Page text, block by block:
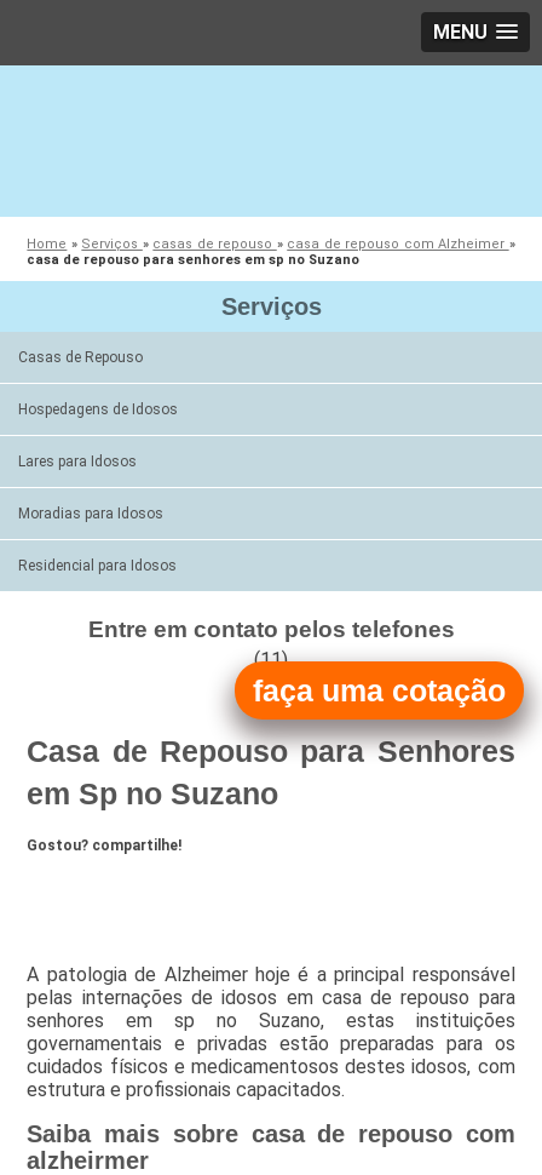
MENU
Home » Serviços » casas de repouso » casa de repouso com Alzheimer »
casa de repouso para senhores em sp no Suzano
Serviços
Casas de Repouso
Hospedagens de Idosos
Lares para Idosos
Moradias para Idosos
Residencial para Idosos
Entre em contato pelos telefones
(11)
(11)
Casa de Repouso para Senhores
em Sp no Suzano
Gostou? compartilhe!
A patologia de Alzheimer hoje é a principal responsável
pelas internações de idosos em casa de repouso para
senhores em sp no Suzano, estas instituições
governamentais e privadas estão preparadas para os
cuidados físicos e medicamentosos destes idosos, com
estrutura e profissionais capacitados.
Saiba mais sobre casa de repouso com
alzheirmer
faça uma cotação